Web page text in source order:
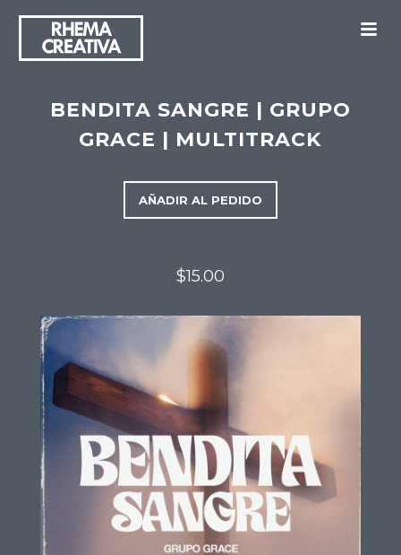
BENDITA SANGRE | GRUPO
GRACE | MULTITRACK
AÑADIR AL PEDIDO
$15.00